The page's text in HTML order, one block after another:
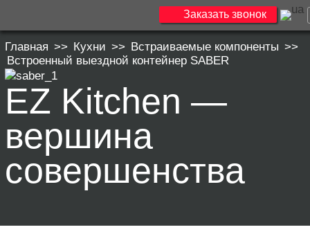
Заказать звонок
Главная >> Кухни >> Встраиваемые компоненты >>
Встроенный выездной контейнер SABER
EZ Kitchen —
вершина
совершенства